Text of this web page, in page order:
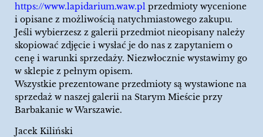
https://www.lapidarium.waw.pl przedmioty wycenione
i opisane z możliwością natychmiastowego zakupu.
Jeśli wybierzesz z galerii przedmiot nieopisany należy
skopiować zdjęcie i wysłać je do nas z zapytaniem o
cenę i warunki sprzedaży. Niezwłocznie wystawimy go
w sklepie z pełnym opisem.
Wszystkie prezentowane przedmioty są wystawione na
sprzedaż w naszej galerii na Starym Mieście przy
Barbakanie w Warszawie.
Jacek Kiliński